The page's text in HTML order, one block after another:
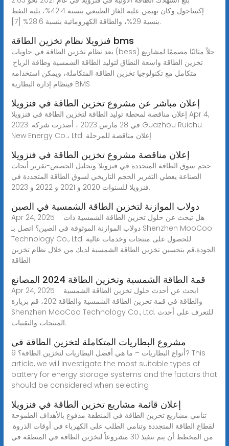
إكساجول وكان يهيمن عليه الغاز الطبيعي بنسبة 42.4%، يليه النفط
بنسبة 29%، والطاقة الكهرومائية بنسبة 28.6% [7].
فنزويلا نظام تخزين الطاقة bms
يعد نظام تخزين الطاقة في حاويات (bess) حلاً مثاليًا مصممًا لمشاريع
تخزين الطاقة واسعة النطاق لتوليد الطاقة الشمسية وطاقة الرياح.
متكامل مع تكنولوجيا تخزين الطاقة المتكاملة، ويمكن استخدامه
فينظام إدارة البطارية BMS
إعلان مباشر عن مشروع تخزين الطاقة في فنزويلا
إعلان مناقصة لمحطة توليد الطاقة لتخزين الطاقة في فنزويلا Apr 4,
2023· في 28 مارس 2023 ، أصدرت شركة Guazhou Ruichu
New Energy Co.، Ltd. إعلان مناقصة للمرحلة
إعلان مناقصة مشروع تخزين الطاقة في فنزويلا
حجم سوق الطاقة المتجددة في فنزويلا وتحليل الحصص-تقرير أبحاث
الصناعة يغطي التقرير الحجم التاريخي لسوق الطاقة المتجددة في
فنزويلا للسنوات 2020 و 2021 و 2022 و 2023.
دولاب الموازنة لتخزين الطاقة الشمسية في الصين
Apr 24, 2025 · هل تبحث عن حلول تخزين الطاقة الشمسية ذات
دولاب الموازنة الموثوقة في الصين؟ اتصل بـ Shenzhen MooCoo
Technology Co., Ltd. للحصول على منتجات وخدمات عالية
الجودة.قم بتحسين تخزين الطاقة الشمسية لديك من خلال نظام تخزين
الطاقة
قمة الطاقة الشمسية وتخزين الطاقة 2024 المصانع
Apr 24, 2025 · ابحث عن أحدث حلول تخزين الطاقة الشمسية
والطاقة في قمة تخزين الطاقة الشمسية والطاقة 202، قم بزيارة
Shenzhen MooCoo Technology Co., Ltd. للتعرف على أحدث
المنتجات والتقنيات.
مشروع البطاريات المتكاملة لتخزين الطاقة في
9 أنواع البطاريات – ما هي أفضل البطاريات لتخزين الطاقة؟? This
article, we will investigate the most suitable types of
battery for energy storage systems and the factors that
should be considered when selecting
إعلان قائمة مشاريع تخزين الطاقة في فنزويلا
تنامي مشاريع تخزين الطاقة في المنطقة مدفوع بالأهداف الطموحة
لقطاع الطاقة المتجددة وتنامي الطلب على الكهرباء في أوقات الذروة.
من المخطط أن يتم تنفيذ 30 مشروعاً لتخزين الطاقة في المنطقة في